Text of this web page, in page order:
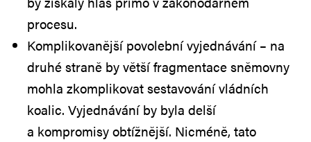
procesu.
Komplikovanější povolební vyjednávání – na
druhé straně by větší fragmentace sněmovny
mohla zkomplikovat sestavování vládních
koalic. Vyjednávání by byla delší
a kompromisy obtížnější. Nicméně, tato